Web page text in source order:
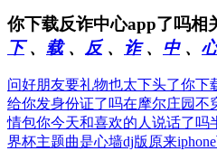
你下载反诈中心app了吗相
下、 载、 反、 诈、 中、
问好朋友要礼物也太下头了你下
给你发身份证了吗在摩尔庄园不
情包你今天和喜欢的人说话了吗
界杯主题曲是心墙dj版 原来